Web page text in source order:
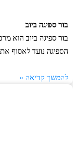
בור ספיגה ביוב
בור ספיגה ביוב הוא
הספיגה נועד לאסוף את
להמשך קריאה »